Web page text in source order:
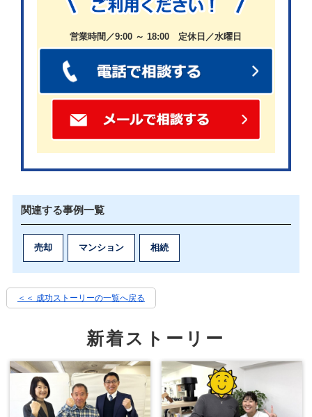
浮かんだのがあおぞら不動産さんでした。
前回の実家売却の際の対応が本当に良かったので、
今回も迷わずご相談させていただきました。
ョン固有の状況についても的確なアドバイスをいた
だけました。
早期売却の希望があったため、買取方式での売却を
お願いすることにしました。
大手不動産会社と地域密着型不動産会社の
違い
営業時間／9:00 ～ 18:00 定休日／水曜日
関連する事例一覧
売却 マンション 相続
＜＜ 成功ストーリーの一覧へ戻る
新着ストーリー